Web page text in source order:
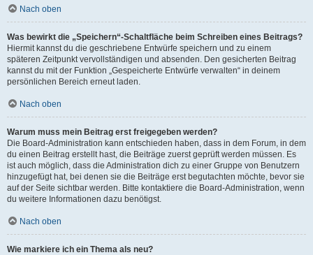
Nach oben
Was bewirkt die „Speichern“-Schaltfläche beim Schreiben eines Beitrags?
Hiermit kannst du die geschriebene Entwürfe speichern und zu einem
späteren Zeitpunkt vervollständigen und absenden. Den gesicherten Beitrag
kannst du mit der Funktion „Gespeicherte Entwürfe verwalten“ in deinem
persönlichen Bereich erneut laden.
Nach oben
Warum muss mein Beitrag erst freigegeben werden?
Die Board-Administration kann entschieden haben, dass in dem Forum, in dem
du einen Beitrag erstellt hast, die Beiträge zuerst geprüft werden müssen. Es
ist auch möglich, dass die Administration dich zu einer Gruppe von Benutzern
hinzugefügt hat, bei denen sie die Beiträge erst begutachten möchte, bevor sie
auf der Seite sichtbar werden. Bitte kontaktiere die Board-Administration, wenn
du weitere Informationen dazu benötigst.
Nach oben
Wie markiere ich ein Thema als neu?